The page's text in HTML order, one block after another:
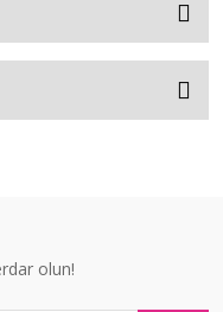
olun!